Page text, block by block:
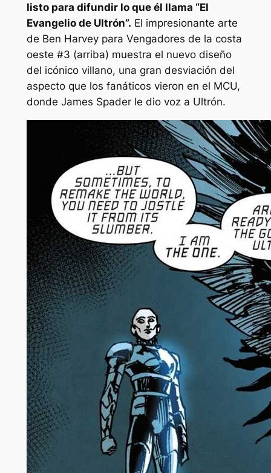
listo para difundir lo que él llama “El
Evangelio de Ultrón”. El impresionante arte
de Ben Harvey para Vengadores de la costa
oeste #3 (arriba) muestra el nuevo diseño
del icónico villano, una gran desviación del
aspecto que los fanáticos vieron en el MCU,
donde James Spader le dio voz a Ultrón.